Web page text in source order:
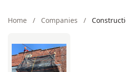
Home / Companies /